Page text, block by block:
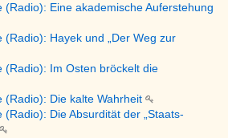
(Radio): Eine akademische Auferstehung
(Radio): Hayek und „Der Weg zur
(Radio): Im Osten bröckelt die
(Radio): Die kalte Wahrheit
(Radio): Die Absurdität der „Staats-